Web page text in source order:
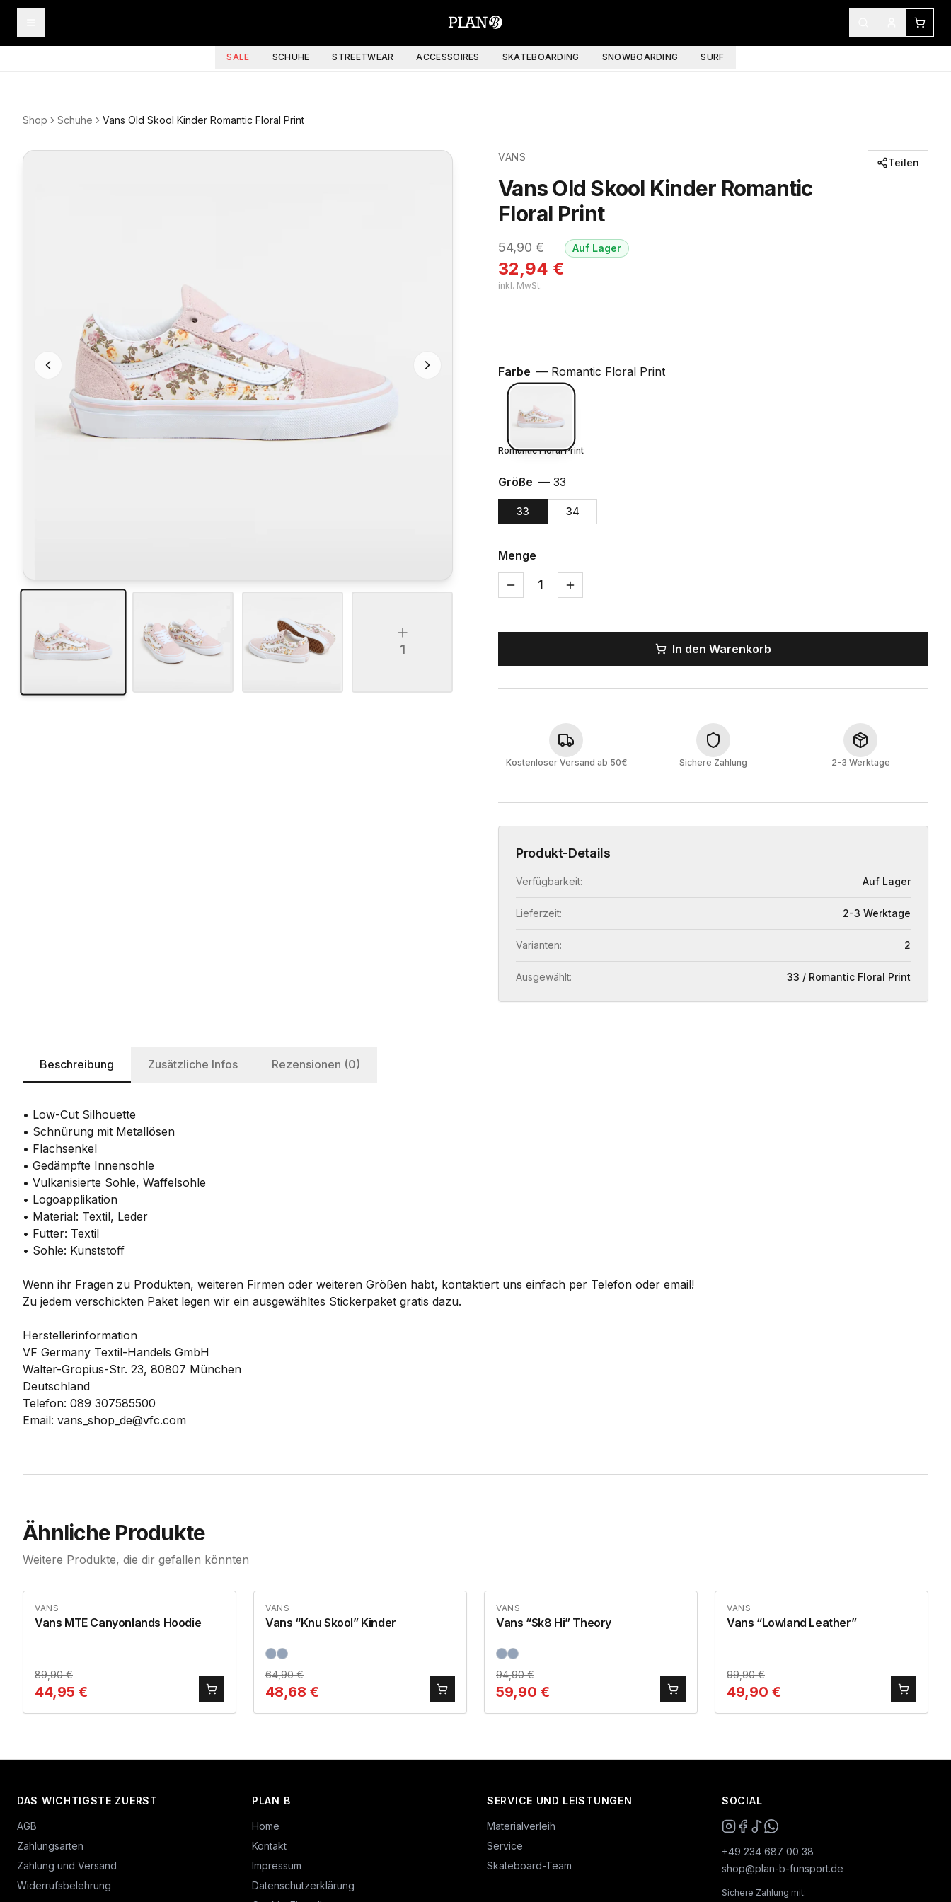
SALE SCHUHE STREETWEAR ACCESSOIRES SKATEBOARDING SNOWBOARDING SURF
Shop Schuhe Vans Old Skool Kinder Romantic Floral Print
1
VANS
Vans Old Skool Kinder Romantic
Floral Print
54,90€
32,94 €
inkl. MwSt.
Auf Lager
Teilen
Farbe — Romantic Floral Print
Romantic Floral Print
Größe — 33
33 34
Menge
1
In den Warenkorb
Kostenloser Versand ab 50€ Sichere Zahlung 2-3 Werktage
Produkt-Details
Verfügbarkeit: Auf Lager
Lieferzeit: 2-3 Werktage
Varianten: 2
Ausgewählt: 33 / Romantic Floral Print
Beschreibung Zusätzliche Infos Rezensionen (0)
• Low-Cut Silhouette
• Schnürung mit Metallösen
• Flachsenkel
• Gedämpfte Innensohle
• Vulkanisierte Sohle, Waffelsohle
• Logoapplikation
• Material: Textil, Leder
• Futter: Textil
• Sohle: Kunststoff
Wenn ihr Fragen zu Produkten, weiteren Firmen oder weiteren Größen habt, kontaktiert uns einfach per Telefon oder email!
Zu jedem verschickten Paket legen wir ein ausgewähltes Stickerpaket gratis dazu.
Herstellerinformation
VF Germany Textil-Handels GmbH
Walter-Gropius-Str. 23, 80807 München
Deutschland
Telefon: 089 307585500
Email: vans_shop_de@vfc.com
Ähnliche Produkte
Weitere Produkte, die dir gefallen könnten
VANS
Vans MTE Canyonlands Hoodie
89,90€
44,95 €
VANS
Vans “Knu Skool” Kinder
64,90€
48,68 €
VANS
Vans “Sk8 Hi” Theory
94,90€
59,90 €
VANS
Vans “Lowland Leather”
99,90€
49,90 €
DAS WICHTIGSTE ZUERST
AGB
Zahlungsarten
Zahlung und Versand
Widerrufsbelehrung
PLAN B
Home
Kontakt
Impressum
Datenschutzerklärung
SERVICE UND LEISTUNGEN
Materialverleih
Service
Skateboard-Team
SOCIAL
+49 234 687 00 38
shop@plan-b-funsport.de
Sichere Zahlung mit: